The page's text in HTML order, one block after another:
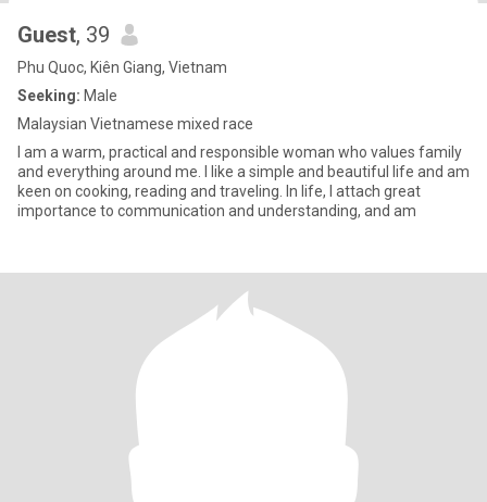
Guest, 39
Phu Quoc, Kiên Giang, Vietnam
Seeking: Male
Malaysian Vietnamese mixed race
I am a warm, practical and responsible woman who values ​​family
and everything around me. I like a simple and beautiful life and am
keen on cooking, reading and traveling. In life, I attach great
importance to communication and understanding, and am